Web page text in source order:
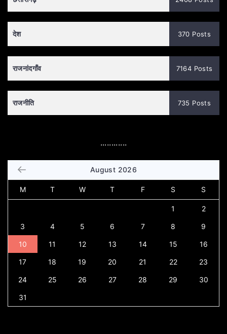
देश 370 Posts
राजनांदगाँव 7164 Posts
राजनीति 735 Posts
............
August 2026
M T W T F S S
1 2
3 4 5 6 7 8 9
10 11 12 13 14 15 16
17 18 19 20 21 22 23
24 25 26 27 28 29 30
31